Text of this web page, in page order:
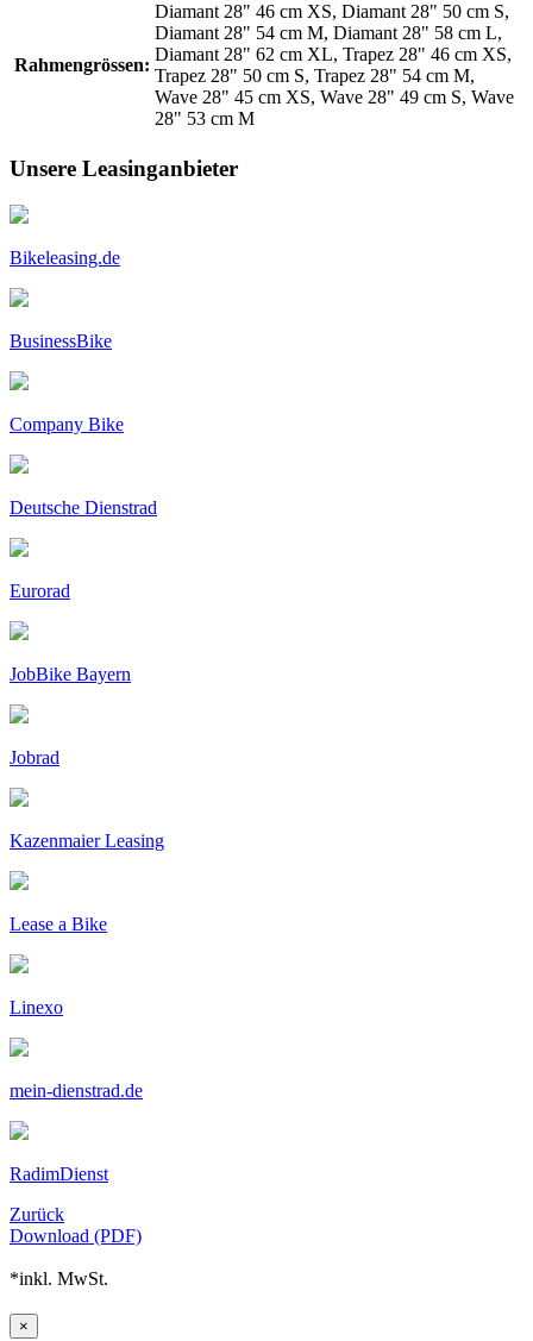
Rahmengrössen:
Diamant 28" 46 cm XS, Diamant 28" 50 cm S,
Diamant 28" 54 cm M, Diamant 28" 58 cm L,
Diamant 28" 62 cm XL, Trapez 28" 46 cm XS,
Trapez 28" 50 cm S, Trapez 28" 54 cm M,
Wave 28" 45 cm XS, Wave 28" 49 cm S, Wave
28" 53 cm M
Unsere Leasinganbieter
Bikeleasing.de
BusinessBike
Company Bike
Deutsche Dienstrad
Eurorad
JobBike Bayern
Jobrad
Kazenmaier Leasing
Lease a Bike
Linexo
mein-dienstrad.de
RadimDienst
Zurück
Download (PDF)
*inkl. MwSt.
×